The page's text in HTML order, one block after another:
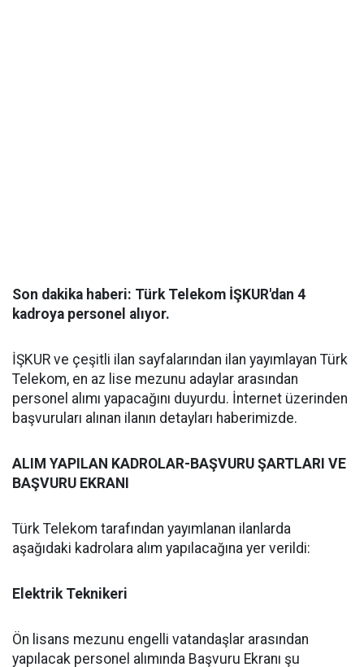
Son dakika haberi: Türk Telekom İŞKUR'dan 4
kadroya personel alıyor.
İŞKUR ve çeşitli ilan sayfalarından ilan yayımlayan Türk
Telekom, en az lise mezunu adaylar arasından
personel alımı yapacağını duyurdu. İnternet üzerinden
başvuruları alınan ilanın detayları haberimizde.
ALIM YAPILAN KADROLAR-BAŞVURU ŞARTLARI VE
BAŞVURU EKRANI
Türk Telekom tarafından yayımlanan ilanlarda
aşağıdaki kadrolara alım yapılacağına yer verildi:
Elektrik Teknikeri
Ön lisans mezunu engelli vatandaşlar arasından
yapılacak personel alımında Başvuru Ekranı şu